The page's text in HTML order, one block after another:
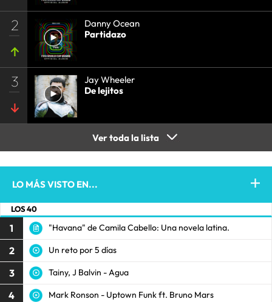
2
Danny Ocean
Partidazo
3
Jay Wheeler
De lejitos
Ver toda la lista
LO MÁS VISTO EN...
LOS 40
1 "Havana" de Camila Cabello: Una novela latina.
2 Un reto por 5 días
3 Tainy, J Balvin - Agua
4 Mark Ronson - Uptown Funk ft. Bruno Mars